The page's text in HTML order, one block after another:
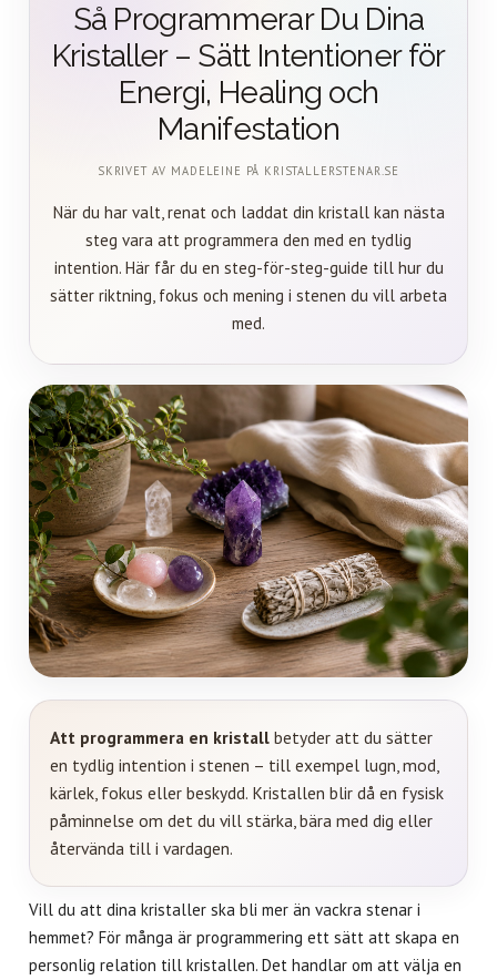
Så Programmerar Du Dina
Kristaller – Sätt Intentioner för
Energi, Healing och
Manifestation
SKRIVET AV MADELEINE PÅ KRISTALLERSTENAR.SE
När du har valt, renat och laddat din kristall kan nästa
steg vara att programmera den med en tydlig
intention. Här får du en steg-för-steg-guide till hur du
sätter riktning, fokus och mening i stenen du vill arbeta
med.
Att programmera en kristall betyder att du sätter
en tydlig intention i stenen – till exempel lugn, mod,
kärlek, fokus eller beskydd. Kristallen blir då en fysisk
påminnelse om det du vill stärka, bära med dig eller
återvända till i vardagen.
Vill du att dina kristaller ska bli mer än vackra stenar i
hemmet? För många är programmering ett sätt att skapa en
personlig relation till kristallen. Det handlar om att välja en